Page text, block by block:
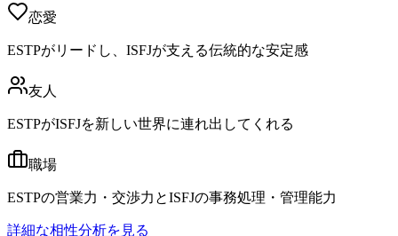
恋愛
ESTPがリードし、ISFJが支える伝統的な安定感
友人
ESTPがISFJを新しい世界に連れ出してくれる
職場
ESTPの営業力・交渉力とISFJの事務処理・管理能力
詳細な相性分析を見る